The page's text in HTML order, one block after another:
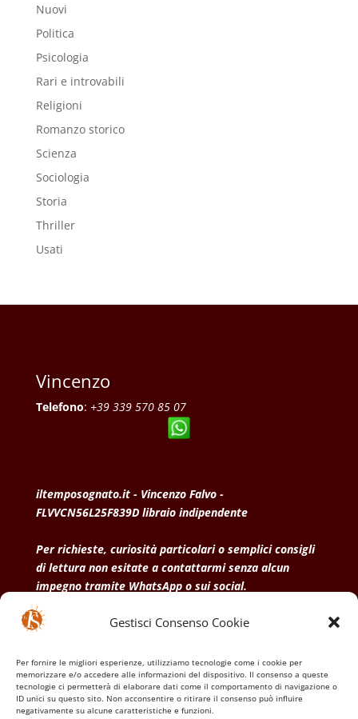
Gestisci Consenso Cookie
Per fornire le migliori esperienze, utilizziamo tecnologie come i cookie per
memorizzare e/o accedere alle informazioni del dispositivo. Il consenso a queste
tecnologie ci permetterà di elaborare dati come il comportamento di navigazione o
ID unici su questo sito. Non acconsentire o ritirare il consenso può influire
negativamente su alcune caratteristiche e funzioni.
Nuovi
Politica
Psicologia
Rari e introvabili
Religioni
Romanzo storico
Scienza
Sociologia
Storia
Thriller
Usati
Vincenzo
Telefono: +39 339 570 85 07
iltemposognato.it - Vincenzo Falvo -
FLVVCN56L25F839D libraio indipendente
Per richieste, curiosità particolari o semplici consigli
di lettura non esitate a contattarmi senza alcun
impegno tramite WhatsApp o sui social.
• Condizioni generali di vendita